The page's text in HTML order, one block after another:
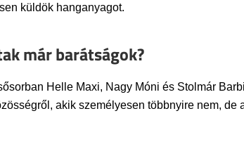
küldök hanganyagot.
már barátságok?
Helle Maxi, Nagy Móni és Stolmár
akik személyesen többnyire nem, de